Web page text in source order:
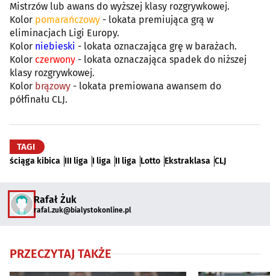
Mistrzów lub awans do wyższej klasy rozgrywkowej.
Kolor pomarańczowy - lokata premiująca grą w
eliminacjach Ligi Europy.
Kolor niebieski - lokata oznaczająca grę w barażach.
Kolor czerwony - lokata oznaczająca spadek do niższej
klasy rozgrywkowej.
Kolor brązowy - lokata premiowana awansem do
półfinału CLJ.
TAGI
ściąga kibica III liga I liga II liga Lotto Ekstraklasa CLJ
Rafał Żuk
rafal.zuk@bialystokonline.pl
PRZECZYTAJ TAKŻE